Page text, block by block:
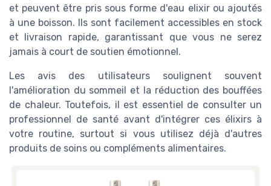
et peuvent être pris sous forme d'eau elixir ou ajoutés
à une boisson. Ils sont facilement accessibles en stock
et livraison rapide, garantissant que vous ne serez
jamais à court de soutien émotionnel.
Les avis des utilisateurs soulignent souvent
l'amélioration du sommeil et la réduction des bouffées
de chaleur. Toutefois, il est essentiel de consulter un
professionnel de santé avant d'intégrer ces élixirs à
votre routine, surtout si vous utilisez déjà d'autres
produits de soins ou compléments alimentaires.